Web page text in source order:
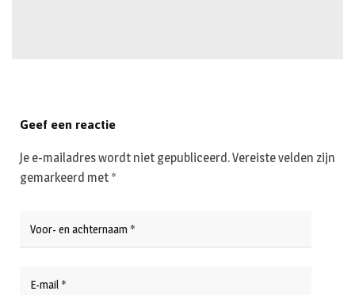
Geef een reactie
Je e-mailadres wordt niet gepubliceerd.Vereiste velden zijn
gemarkeerd met *